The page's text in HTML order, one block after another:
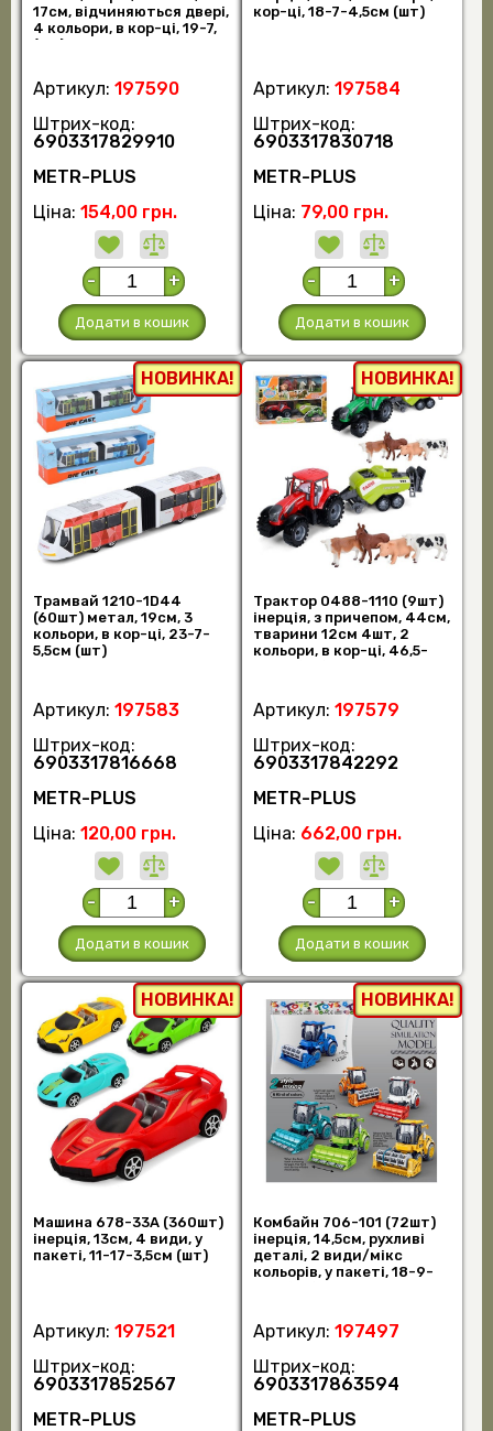
17см, відчиняються двері,
4 кольори, в кор-ці, 19-7,
(шт)
Артикул: 197590
Штрих-код:
6903317829910
METR-PLUS
Ціна: 154,00 грн.
- +
Додати в кошик
кор-ці, 18-7-4,5см (шт)
Артикул: 197584
Штрих-код:
6903317830718
METR-PLUS
Ціна: 79,00 грн.
- +
Додати в кошик
НОВИНКА!
Трамвай 1210-1D44
(60шт) метал, 19см, 3
кольори, в кор-ці, 23-7-
5,5см (шт)
Артикул: 197583
Штрих-код:
6903317816668
METR-PLUS
Ціна: 120,00 грн.
- +
Додати в кошик
НОВИНКА!
Трактор 0488-1110 (9шт)
інерція, з причепом, 44см,
тварини 12см 4шт, 2
кольори, в кор-ці, 46,5-
Артикул: 197579
Штрих-код:
6903317842292
METR-PLUS
Ціна: 662,00 грн.
- +
Додати в кошик
НОВИНКА!
Машина 678-33A (360шт)
інерція, 13см, 4 види, у
пакеті, 11-17-3,5см (шт)
Артикул: 197521
Штрих-код:
6903317852567
METR-PLUS
НОВИНКА!
Комбайн 706-101 (72шт)
інерція, 14,5см, рухливі
деталі, 2 види/мікс
кольорів, у пакеті, 18-9-
Артикул: 197497
Штрих-код:
6903317863594
METR-PLUS